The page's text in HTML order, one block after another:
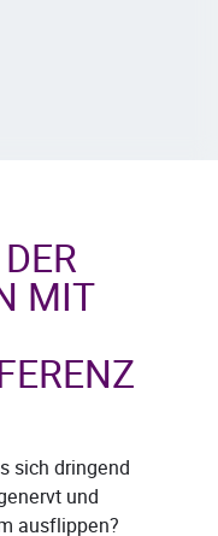
MIT
sich dringend
und
ausflippen?